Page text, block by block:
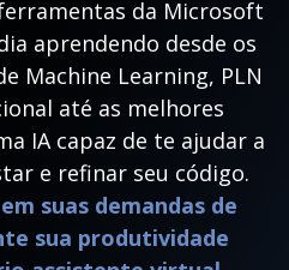
da Microsoft
aprendendo desde os
Machine Learning, PLN
até as melhores
IA capaz de te ajudar a
e refinar seu código.
suas demandas de
sua produtividade